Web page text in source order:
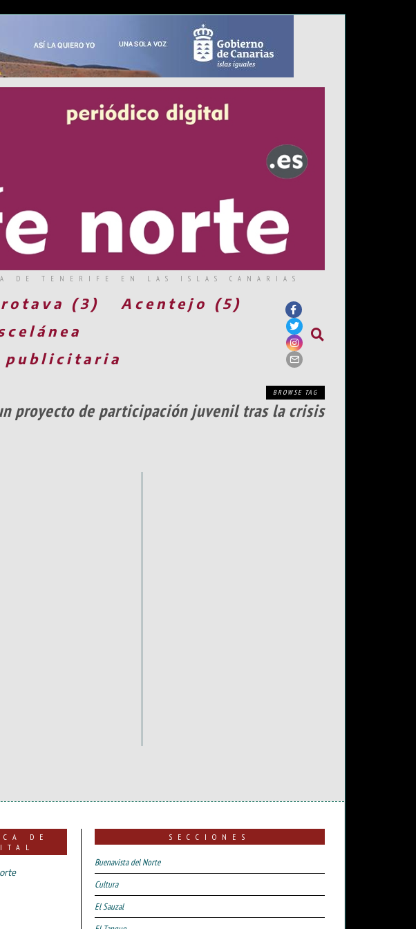
DE TENERIFE EN LAS ISLAS CANARIAS
(3)
Acentejo (5)
publicitaria
BROWSE TAG
proyecto de participación juvenil tras la crisis
DE
SECCIONES
Buenavista del Norte
Cultura
El Sauzal